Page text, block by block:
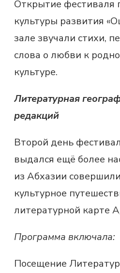
Открытие фестиваля
культуры развития
зале звучали стихи,
слова о любви к
культуре.
Литературная
редакций
Второй день
выдался ещё более
из Абхазии
культурное
литературной карте
Программа включала:
Посещение